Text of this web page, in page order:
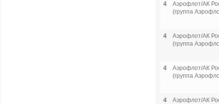
4
Аэрофлот/АК
(группа
4
Аэрофлот/АК
(группа
4
Аэрофлот/АК
(группа
4
Аэрофлот/АК